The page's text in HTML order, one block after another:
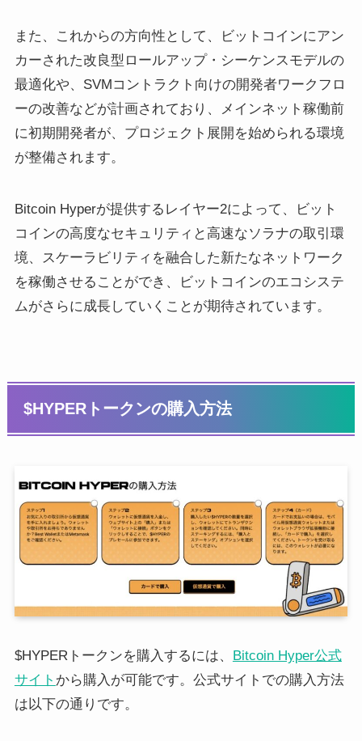
また、これからの方向性として、ビットコインにアン
カーされた改良型ロールアップ・シーケンスモデルの
最適化や、SVMコントラクト向けの開発者ワークフロ
ーの改善などが計画されており、メインネット稼働前
に初期開発者が、プロジェクト展開を始められる環境
が整備されます。
Bitcoin Hyperが提供するレイヤー2によって、ビット
コインの高度なセキュリティと高速なソラナの取引環
境、スケーラビリティを融合した新たなネットワーク
を稼働させることができ、ビットコインのエコシステ
ムがさらに成長していくことが期待されています。
$HYPERトークンの購入方法
$HYPERトークンを購入するには、 Bitcoin Hyper公式
サイト から購入が可能です。公式サイトでの購入方法
は以下の通りです。